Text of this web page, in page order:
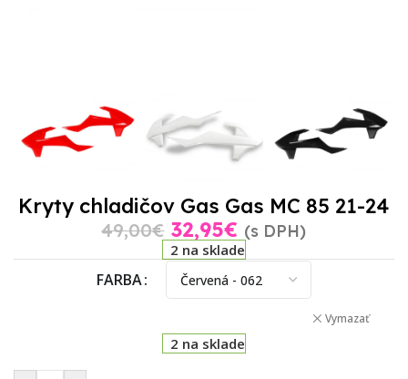
Kryty chladičov Gas Gas MC 85 21-24
49,00€ 32,95€ (s DPH)
2 na sklade
FARBA
Vymazať
2 na sklade